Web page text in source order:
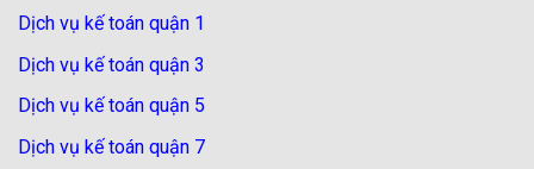
Dịch vụ kế toán quận 1
Dịch vụ kế toán quận 3
Dịch vụ kế toán quận 5
Dịch vụ kế toán quận 7